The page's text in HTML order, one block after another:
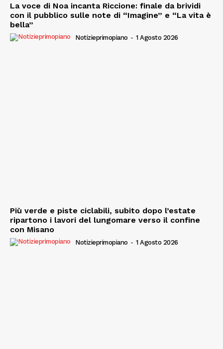
La voce di Noa incanta Riccione: finale da brividi
con il pubblico sulle note di “Imagine” e “La vita è
bella”
Notizieprimopiano - 1 Agosto 2026
Più verde e piste ciclabili, subito dopo l’estate
ripartono i lavori del lungomare verso il confine
con Misano
Notizieprimopiano - 1 Agosto 2026